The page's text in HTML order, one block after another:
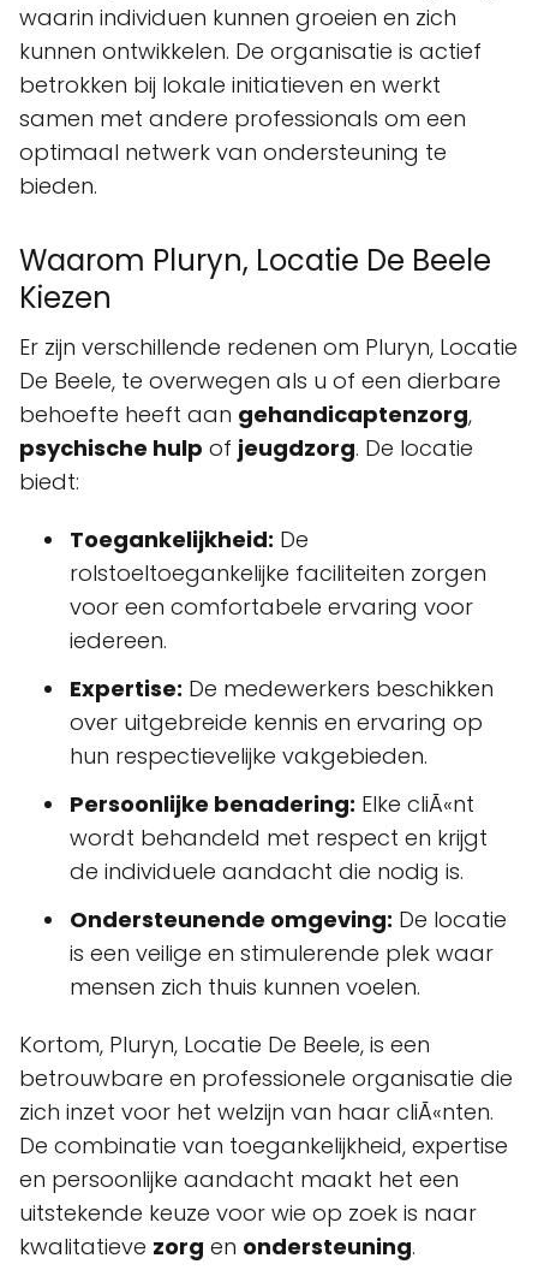
waarin individuen kunnen groeien en zich
kunnen ontwikkelen. De organisatie is actief
betrokken bij lokale initiatieven en werkt
samen met andere professionals om een
optimaal netwerk van ondersteuning te
bieden.
Waarom Pluryn, Locatie De Beele
Kiezen
Er zijn verschillende redenen om Pluryn, Locatie
De Beele, te overwegen als u of een dierbare
behoefte heeft aan gehandicaptenzorg,
psychische hulp of jeugdzorg. De locatie
biedt:
Toegankelijkheid: De
rolstoeltoegankelijke faciliteiten zorgen
voor een comfortabele ervaring voor
iedereen.
Expertise: De medewerkers beschikken
over uitgebreide kennis en ervaring op
hun respectievelijke vakgebieden.
Persoonlijke benadering: Elke cliÃ«nt
wordt behandeld met respect en krijgt
de individuele aandacht die nodig is.
Ondersteunende omgeving: De locatie
is een veilige en stimulerende plek waar
mensen zich thuis kunnen voelen.
Kortom, Pluryn, Locatie De Beele, is een
betrouwbare en professionele organisatie die
zich inzet voor het welzijn van haar cliÃ«nten.
De combinatie van toegankelijkheid, expertise
en persoonlijke aandacht maakt het een
uitstekende keuze voor wie op zoek is naar
kwalitatieve zorg en ondersteuning.